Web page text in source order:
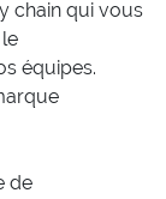
chain qui vous
équipes.
de